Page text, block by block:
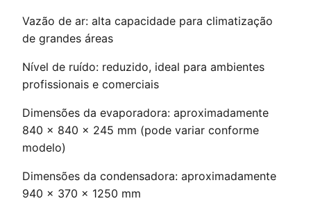
Vazão de ar: alta capacidade para climatização
de grandes áreas
Nível de ruído: reduzido, ideal para ambientes
profissionais e comerciais
Dimensões da evaporadora: aproximadamente
840 × 840 × 245 mm (pode variar conforme
modelo)
Dimensões da condensadora: aproximadamente
940 × 370 × 1250 mm